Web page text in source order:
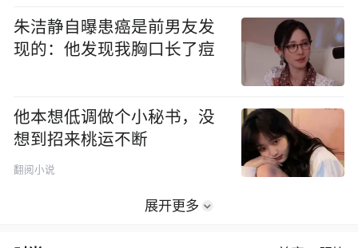
朱洁静自曝患癌是前男友发
现的：他发现我胸口长了痘
他本想低调做个小秘书，没
想到招来桃运不断
翻阅小说
展开更多